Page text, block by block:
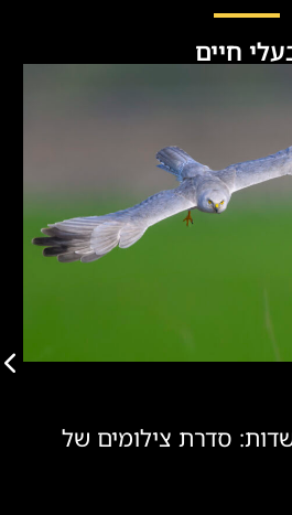
חיים
סדרת צילומים של